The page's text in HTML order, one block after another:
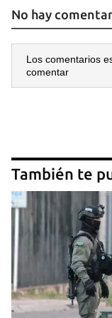
No hay
Los comentarios
comentar
También te